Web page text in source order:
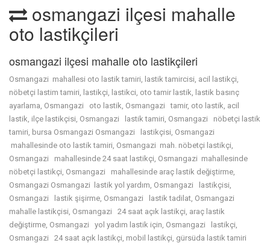
osmangazi ilçesi mahalle
oto lastikçileri
osmangazi ilçesi mahalle oto lastikçileri
Osmangazi mahallesi oto lastik tamiri, lastik tamircisi, acil lastikçi,
nöbetçi lastim tamiri, lastikçi, lastikci, oto tamir lastik, lastik basınç
ayarlama, Osmangazi oto lastik, Osmangazi tamir, oto lastik, acil
lastik, ilçe lastikçisi, Osmangazi lastik tamiri, Osmangazi nöbetçi lastik
tamiri, bursa Osmangazi Osmangazi lastikçisi, Osmangazi
mahallesinde oto lastik tamiri, Osmangazi mah. nöbetçi lastikçi,
Osmangazi mahallesinde 24 saat lastikçi, Osmangazi mahallesinde
nöbetçi lastikçi, Osmangazi mahallesinde araç lastik değiştirme,
Osmangazi Osmangazi lastik yol yardım, Osmangazi lastikçisi,
Osmangazi lastik şişirme, Osmangazi lastik tadilat, Osmangazi
mahalle lastikçisi, Osmangazi 24 saat açık lastikçi, araç lastik
değiştirme, Osmangazi yol yadım lastik için, Osmangazi lastikçi,
Osmangazi 24 saat açık lastikçi, mobil lastikçi, gürsüda lastik tamiri